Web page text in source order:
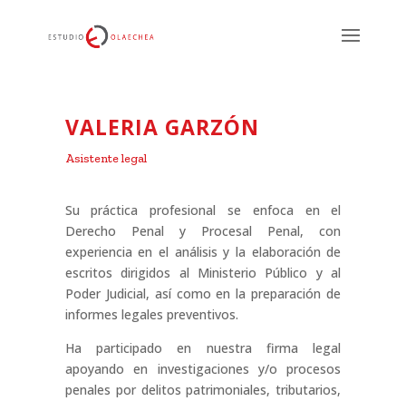
VALERIA GARZÓN
Asistente legal
Su práctica profesional se enfoca en el
Derecho Penal y Procesal Penal, con
experiencia en el análisis y la elaboración de
escritos dirigidos al Ministerio Público y al
Poder Judicial, así como en la preparación de
informes legales preventivos.
Ha participado en nuestra firma legal
apoyando en investigaciones y/o procesos
penales por delitos patrimoniales, tributarios,